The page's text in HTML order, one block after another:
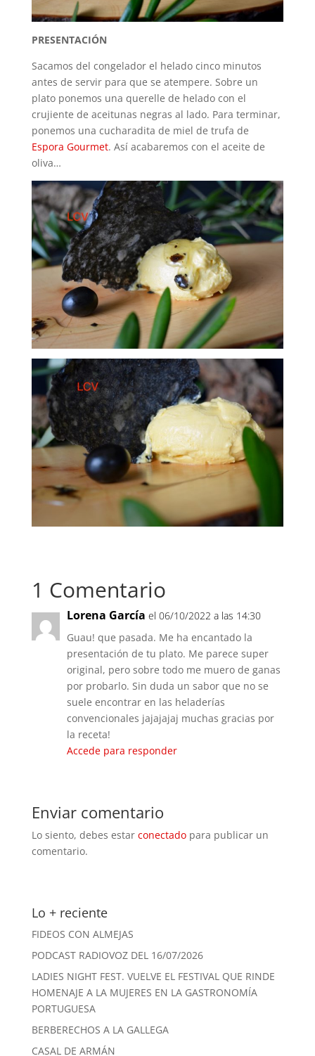
PRESENTACIÓN
Sacamos del congelador el helado cinco minutos
antes de servir para que se atempere. Sobre un
plato ponemos una querelle de helado con el
crujiente de aceitunas negras al lado. Para terminar,
ponemos una cucharadita de miel de trufa de
Espora Gourmet. Así acabaremos con el aceite de
oliva…
1 Comentario
Lorena García el 06/10/2022 a las 14:30
Guau! que pasada. Me ha encantado la
presentación de tu plato. Me parece super
original, pero sobre todo me muero de ganas
por probarlo. Sin duda un sabor que no se
suele encontrar en las heladerías
convencionales jajajajaj muchas gracias por
la receta!
Accede para responder
Enviar comentario
Lo siento, debes estar conectadopara publicar un
comentario.
Lo + reciente
FIDEOS CON ALMEJAS
PODCAST RADIOVOZ DEL 16/07/2026
LADIES NIGHT FEST. VUELVE EL FESTIVAL QUE RINDE
HOMENAJE A LA MUJERES EN LA GASTRONOMÍA
PORTUGUESA
BERBERECHOS A LA GALLEGA
CASAL DE ARMÁN